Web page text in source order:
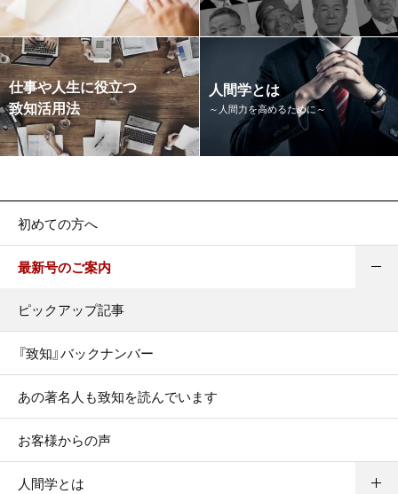
仕事や人生に役立つ
致知活用法
人間学とは
～人間力を高めるために～
初めての方へ
最新号のご案内
ピックアップ記事
『致知』バックナンバー
あの著名人も致知を読んでいます
お客様からの声
人間学とは